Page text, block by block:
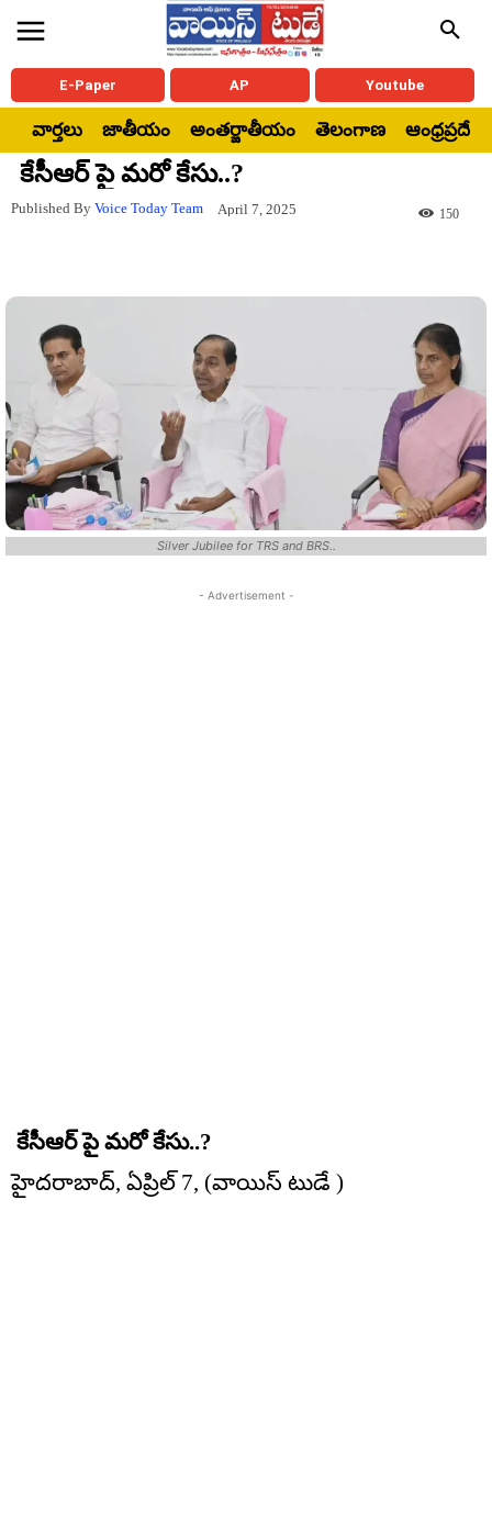
E-Paper AP Youtube
వార్తలు జాతీయం అంతర్జాతీయం తెలంగాణ ఆంధ్రప్రదేశ్
కేసీఆర్ పై మరో కేసు..?
Published By Voice Today Team April 7, 2025 150
Silver Jubilee for TRS and BRS..
- Advertisement -
కేసీఆర్ పై మరో కేసు..?
హైదరాబాద్, ఏప్రిల్ 7, (వాయిస్ టుడే )